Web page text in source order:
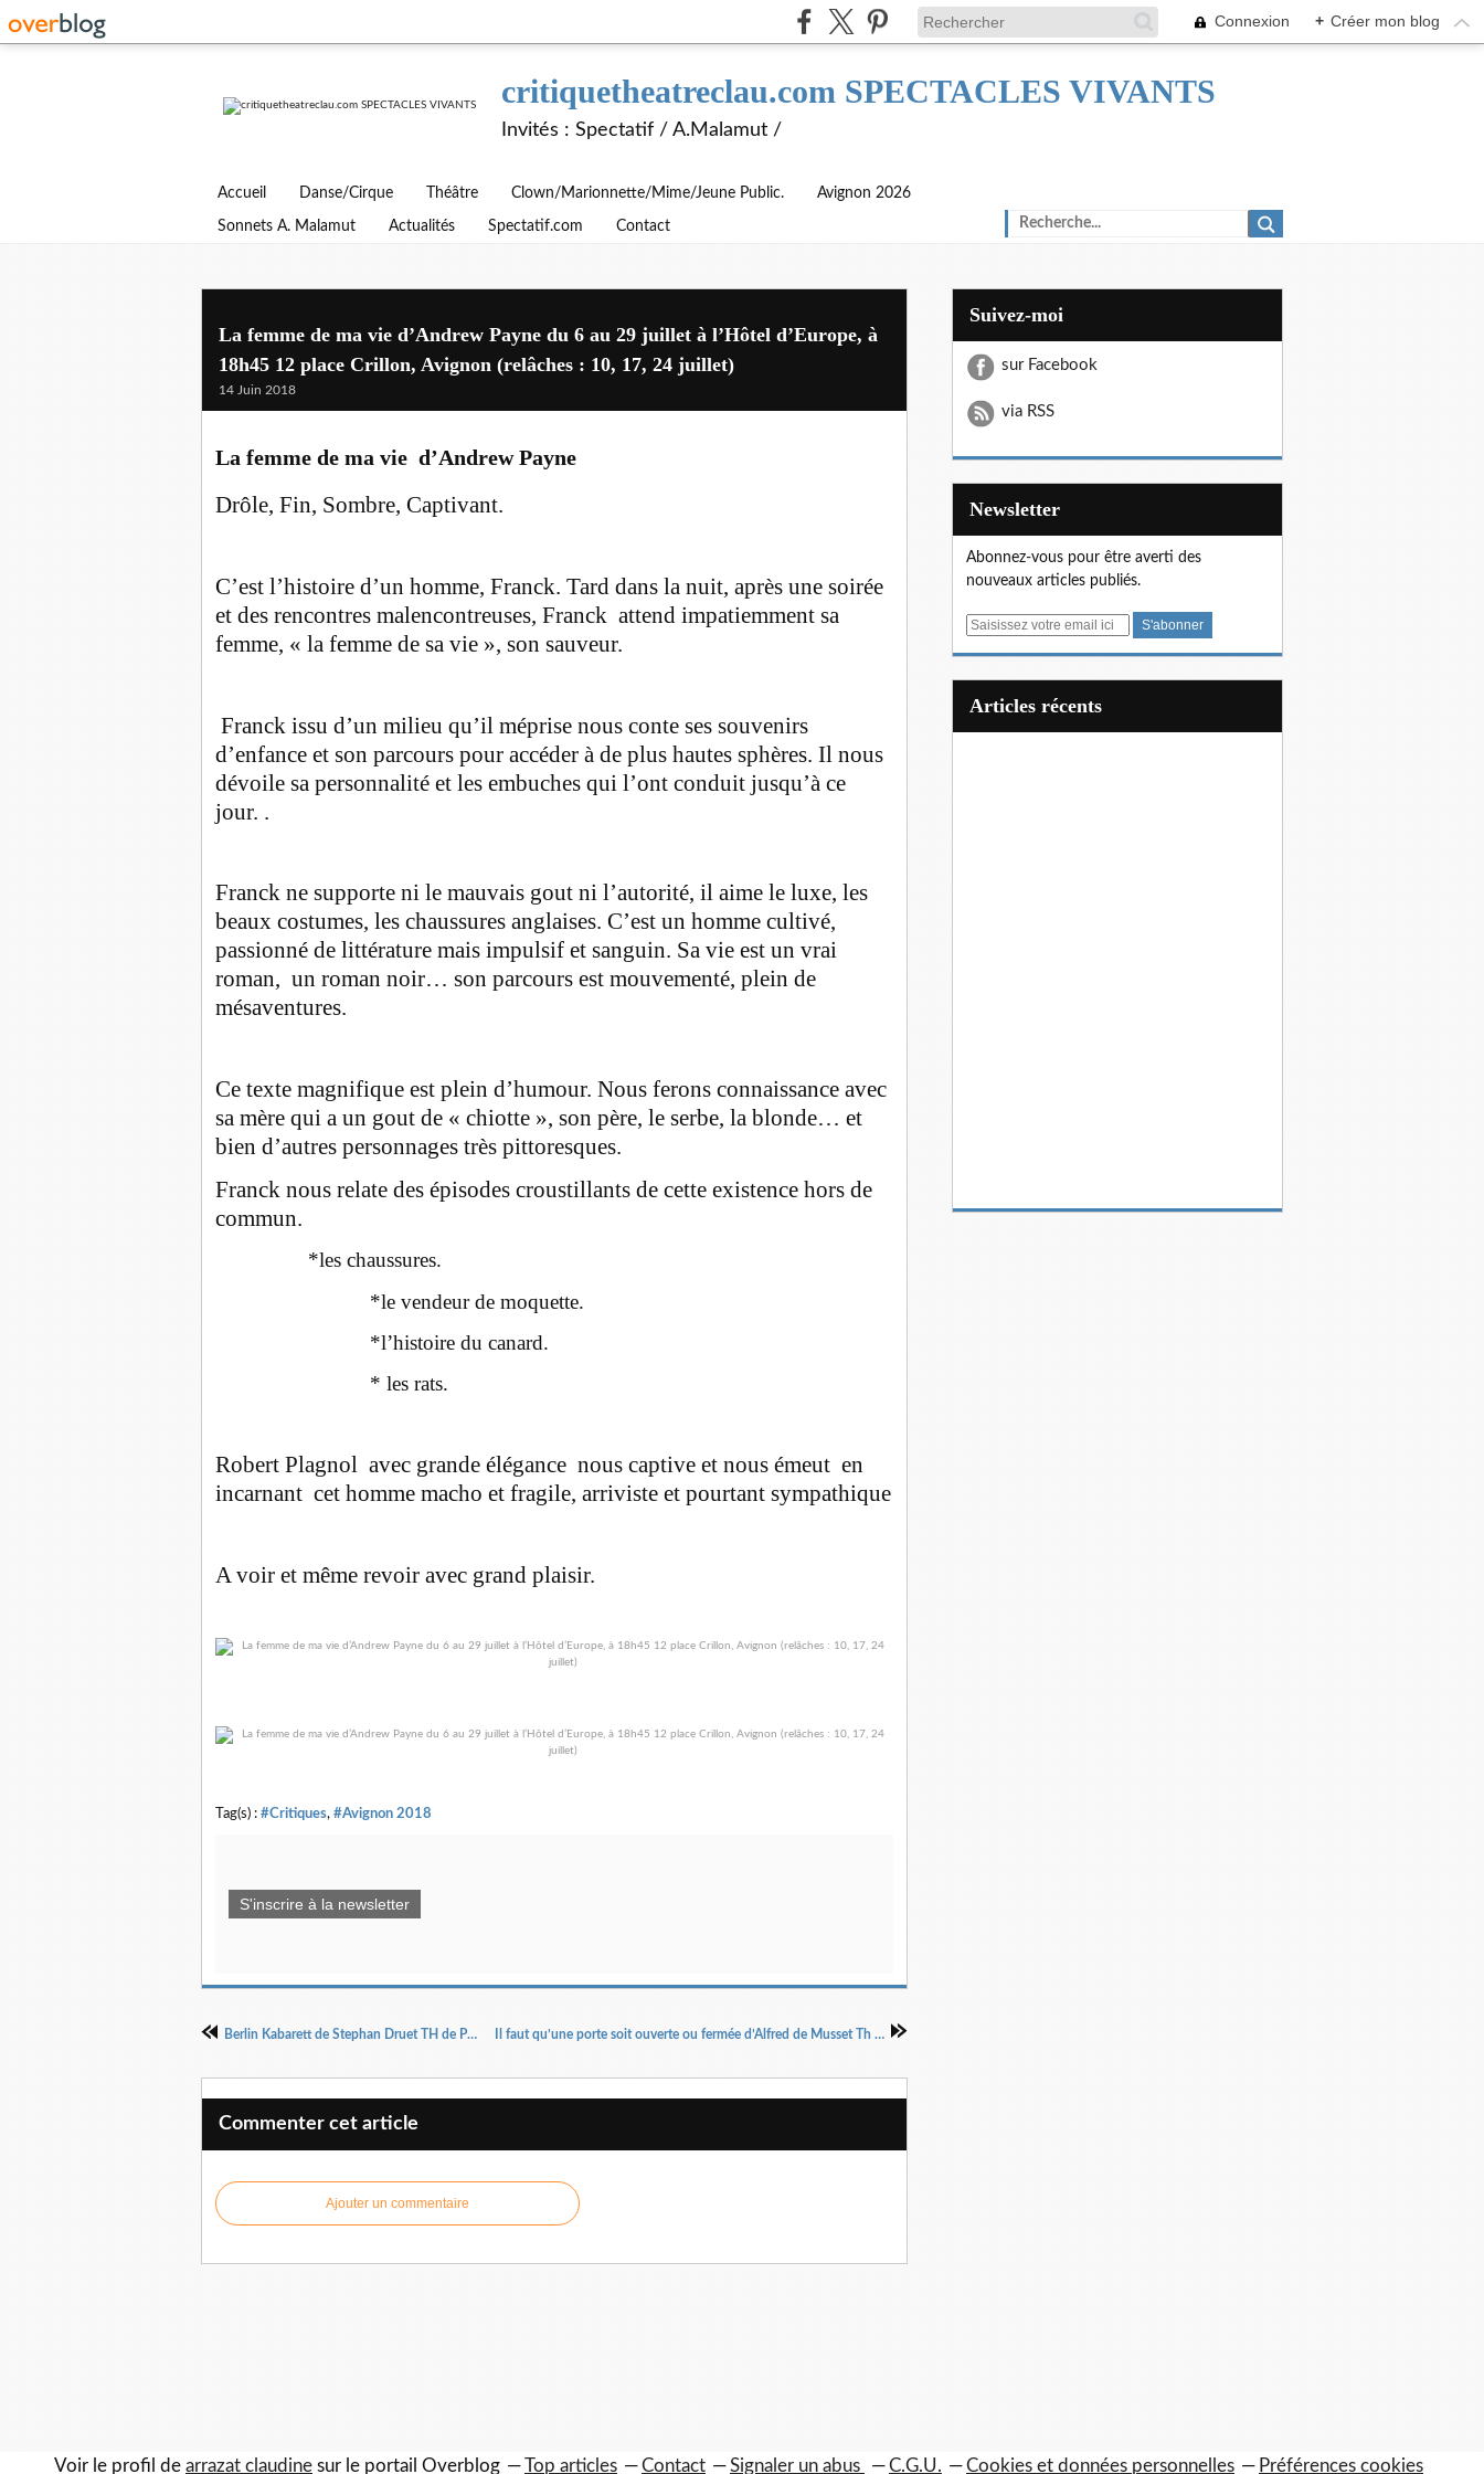
Connexion + Créer mon blog
critiquetheatreclau.com SPECTACLES VIVANTS
Invités : Spectatif / A.Malamut /
Accueil Danse/Cirque Théâtre Clown/Marionnette/Mime/Jeune Public. Avignon 2026
Sonnets A. Malamut Actualités Spectatif.com Contact
La femme de ma vie d’Andrew Payne du 6 au 29 juillet à l’Hôtel d’Europe, à
18h45 12 place Crillon, Avignon (relâches : 10, 17, 24 juillet)
14 Juin 2018
La femme de ma vie d’Andrew Payne
Drôle, Fin, Sombre, Captivant.
C’est l’histoire d’un homme, Franck. Tard dans la nuit, après une soirée
et des rencontres malencontreuses, Franck attend impatiemment sa
femme, « la femme de sa vie », son sauveur.
Franck issu d’un milieu qu’il méprise nous conte ses souvenirs
d’enfance et son parcours pour accéder à de plus hautes sphères. Il nous
dévoile sa personnalité et les embuches qui l’ont conduit jusqu’à ce
jour. .
Franck ne supporte ni le mauvais gout ni l’autorité, il aime le luxe, les
beaux costumes, les chaussures anglaises. C’est un homme cultivé,
passionné de littérature mais impulsif et sanguin. Sa vie est un vrai
roman, un roman noir… son parcours est mouvementé, plein de
mésaventures.
Ce texte magnifique est plein d’humour. Nous ferons connaissance avec
sa mère qui a un gout de « chiotte », son père, le serbe, la blonde… et
bien d’autres personnages très pittoresques.
Franck nous relate des épisodes croustillants de cette existence hors de
commun.
*les chaussures.
*le vendeur de moquette.
*l’histoire du canard.
* les rats.
Robert Plagnol avec grande élégance nous captive et nous émeut en
incarnant cet homme macho et fragile, arriviste et pourtant sympathique
A voir et même revoir avec grand plaisir.
Tag(s) : #Critiques, #Avignon 2018
S'inscrire à la newsletter
Berlin Kabarett de Stephan Druet TH de Poche jusqu'au 15/07 Il faut qu’une porte soit ouverte ou fermée d’Alfred de Musset Th duLucernaire jusqu'au 19/08
Commenter cet article
Ajouter un commentaire
Suivez-moi
sur Facebook
via RSS
Newsletter
Abonnez-vous pour être averti des
nouveaux articles publiés.
E
articles récents
Voir le profil de arrazat claudine sur le portail Overblog Top articles Contact Signaler un abus C.G.U. Cookies et données personnelles Préférences cookies